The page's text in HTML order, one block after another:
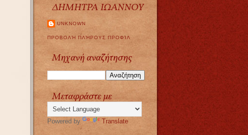
ΔΗΜΗΤΡΑ ΙΩΑΝΝΟΥ
UNKNOWN
ΠΡΟΒΟΛΉ ΠΛΉΡΟΥΣ ΠΡΟΦΊΛ
Μηχανή αναζήτησης
Μεταφράστε με
Powered by Translate